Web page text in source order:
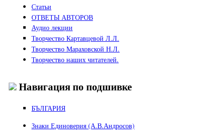
Статьи
ОТВЕТЫ АВТОРОВ
Аудио лекции
Творчество Картавцевой Л.Л.
Творчество Мараховской Н.Л.
Творчество наших читателей.
Навигация по подшивке
БЪЛГАРИЯ
Знаки Единоверия (А.В.Андросов)